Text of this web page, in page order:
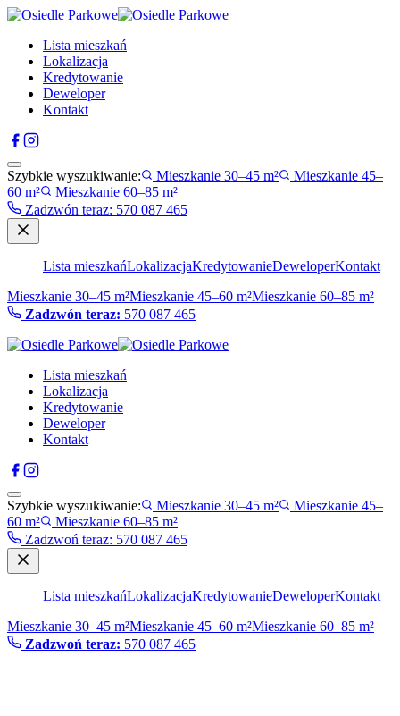
Lista mieszkań
Lokalizacja
Kredytowanie
Deweloper
Kontakt
Szybkie wyszukiwanie: Mieszkanie 30–45 m²
Mieszkanie 45–
60 m²
Mieszkanie 60–85 m²
Zadzwón teraz: 570 087 465
Lista mieszkańLokalizacjaKredytowanieDeweloperKontakt
Mieszkanie 30–45 m²Mieszkanie 45–60 m²Mieszkanie 60–85 m²
Zadzwón teraz: 570 087 465
Lista mieszkań
Lokalizacja
Kredytowanie
Deweloper
Kontakt
Szybkie wyszukiwanie: Mieszkanie 30–45 m²
Mieszkanie 45–
60 m²
Mieszkanie 60–85 m²
Zadzwoń teraz: 570 087 465
Lista mieszkańLokalizacjaKredytowanieDeweloperKontakt
Mieszkanie 30–45 m²Mieszkanie 45–60 m²Mieszkanie 60–85 m²
Zadzwoń teraz: 570 087 465